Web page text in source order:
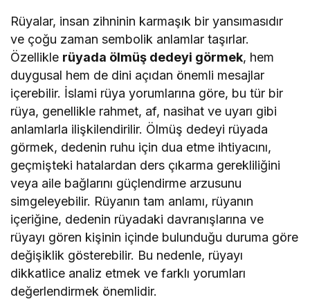
Rüyalar, insan zihninin karmaşık bir yansımasıdır
ve çoğu zaman sembolik anlamlar taşırlar.
Özellikle rüyada ölmüş dedeyi görmek, hem
duygusal hem de dini açıdan önemli mesajlar
içerebilir. İslami rüya yorumlarına göre, bu tür bir
rüya, genellikle rahmet, af, nasihat ve uyarı gibi
anlamlarla ilişkilendirilir. Ölmüş dedeyi rüyada
görmek, dedenin ruhu için dua etme ihtiyacını,
geçmişteki hatalardan ders çıkarma gerekliliğini
veya aile bağlarını güçlendirme arzusunu
simgeleyebilir. Rüyanın tam anlamı, rüyanın
içeriğine, dedenin rüyadaki davranışlarına ve
rüyayı gören kişinin içinde bulunduğu duruma göre
değişiklik gösterebilir. Bu nedenle, rüyayı
dikkatlice analiz etmek ve farklı yorumları
değerlendirmek önemlidir.